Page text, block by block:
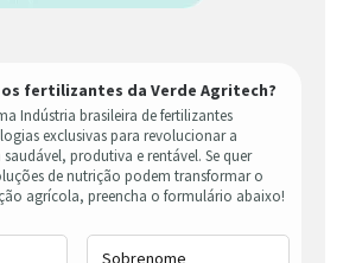
os fertilizantes da Verde Agritech?
Indústria brasileira de fertilizantes
exclusivas para revolucionar a
produtiva e rentável. Se quer
de nutrição podem transformar o
agrícola, preencha o formulário abaixo!